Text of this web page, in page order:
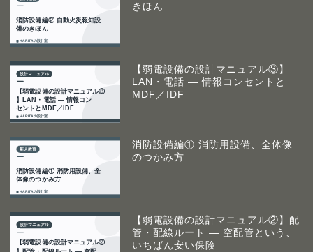
きほん
【弱電設備の設計マニュアル③】
LAN・電話 ― 情報コンセントと
MDF／IDF
消防設備編① 消防用設備、全体像
のつかみ方
【弱電設備の設計マニュアル②】配
管・配線ルート ― 空配管という、
いちばん安い保険